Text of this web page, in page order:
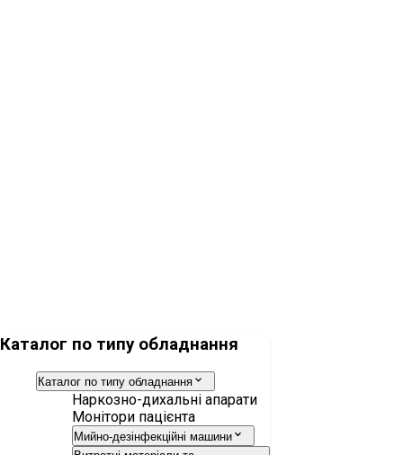
Каталог по типу обладнання
Каталог по типу обладнання
Наркозно-дихальні апарати
Монітори пацієнта
Мийно-дезінфекційні машини